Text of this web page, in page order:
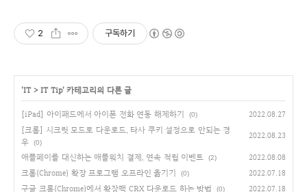
2 구독하기
'IT>IT Tip' 카테고리의 다른 글
[iPad] 아이패드에서 아이폰 전화 연동 해제하기 (0) 2022.08.27
[크롬] 시크릿 모드로 다운로드, 타사 쿠키 설정으로 안되는 경
우
(0)
2022.08.23
애플페이를 대신하는 애플워치 결제, 연속 적립 이벤트 (2) 2022.08.08
크롬(Chrome) 확장 프로그램 오프라인 옮기기 (0) 2022.07.18
구글 크롬(Chrome)에서 확장팩 CRX 다운로드 하는 방법 (0) 2022.07.18